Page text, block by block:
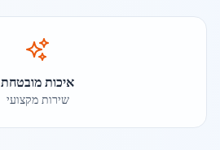
איכות מובטחת
שירות מקצועי